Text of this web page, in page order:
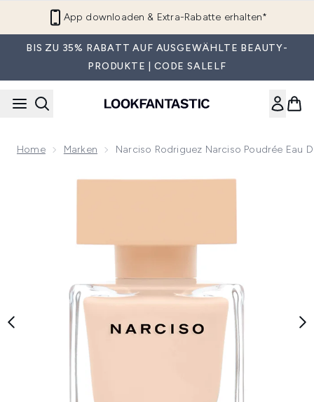
App downloaden & Extra-Rabatte erhalten*
BIS ZU 35% RABATT AUF AUSGEWÄHLTE BEAUTY-
PRODUKTE | CODE SALELF
Home Marken Narciso Rodriguez Narciso Poudrée Eau